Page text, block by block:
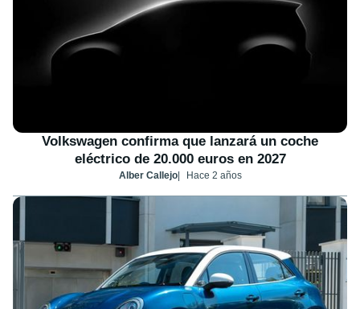
Volkswagen confirma que lanzará un coche
eléctrico de 20.000 euros en 2027
Alber Callejo Hace 2 años